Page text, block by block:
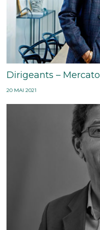
Dirigeants – Mercato
20 MAI 2021